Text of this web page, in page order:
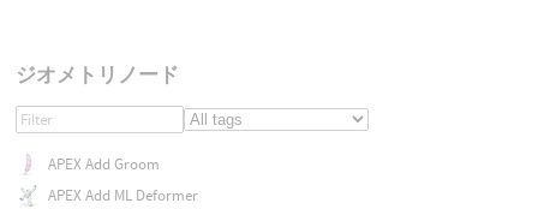
ジオメトリノード
APEX Add Groom
APEX Add ML Deformer